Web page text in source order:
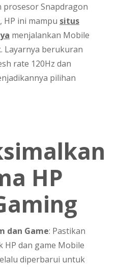
prosesor Snapdragon
HP ini mampu situs
menjalankan Mobile
Layarnya berukuran
rate 120Hz dan
pilihan
HP
dan Game: Pastikan
HP dan game Mobile
diperbarui untuk